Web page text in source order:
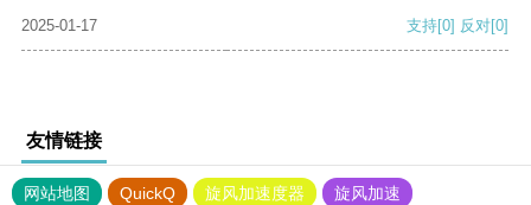
2025-01-17 支持[0] 反对[0]
友情链接
网站地图 QuickQ 旋风加速度器
旋风加速